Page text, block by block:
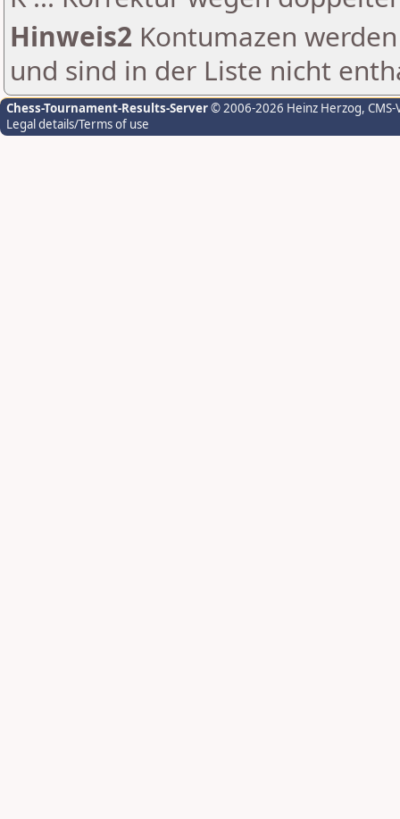
Hinweis2 Kontumazen
und sind in der Liste nicht
Chess-Tournament-Results-Server© 2006-2026 Heinz Herzog,
Legal details/Terms of use